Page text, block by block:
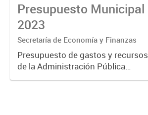
Presupuesto Municipal
2023
Secretaría de Economía y Finanzas
Presupuesto de gastos y recursos
de la Administración Pública
Municipal para el ejercicio 2023.